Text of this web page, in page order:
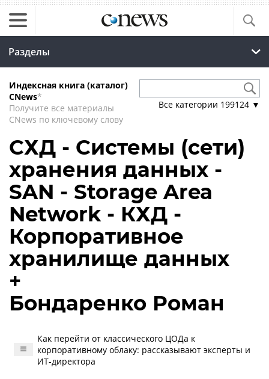
Разделы
Индексная книга (каталог)
CNews*
Получите все материалы
CNews по ключевому слову
Все категории 199124 ▼
СХД - Системы (сети)
хранения данных -
SAN - Storage Area
Network - КХД -
Корпоративное
хранилище данных
+
Бондаренко Роман
Как перейти от классического ЦОДа к
корпоративному облаку: рассказывают эксперты и
ИТ-директора